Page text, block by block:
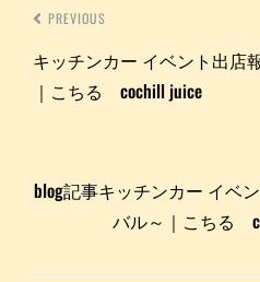
PREVIOUS
キッチンカー イベント出店
｜こちる cochill juice
blog記事キッチンカー イベ
バル～｜こちる